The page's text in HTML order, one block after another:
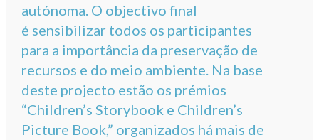
autónoma. O objectivo final
é sensibilizar todos os participantes
para a importância da preservação de
recursos e do meio ambiente. Na base
deste projecto estão os prémios
“Children’s Storybook e Children’s
Picture Book,” organizados há mais de